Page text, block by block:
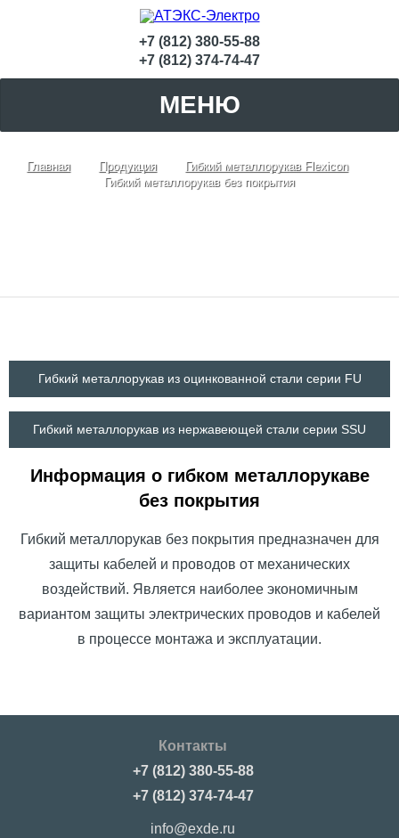
+7 (812) 380-55-88
+7 (812) 374-74-47
МЕНЮ
Главная Продукция
Гибкий металлорукав Flexicon
Гибкий металлорукав без покрытия
Гибкий металлорукав из оцинкованной стали серии FU
Гибкий металлорукав из нержавеющей стали серии SSU
Информация о гибком металлорукаве
без покрытия
Гибкий металлорукав без покрытия предназначен для
защиты кабелей и проводов от механических
воздействий. Является наиболее экономичным
вариантом защиты электрических проводов и кабелей
в процессе монтажа и эксплуатации.
Контакты
+7 (812) 380-55-88
+7 (812) 374-74-47
info@exde.ru